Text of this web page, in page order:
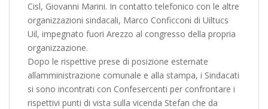
Cisl, Giovanni Marini. In contatto telefonico con le altre
organizzazioni sindacali, Marco Conficconi di Uiltucs
Uil, impegnato fuori Arezzo al congresso della propria
organizzazione.
Dopo le rispettive prese di posizione esternate
allamministrazione comunale e alla stampa, i Sindacati
si sono incontrati con Confesercenti per confrontare i
rispettivi punti di vista sulla vicenda Stefan che da